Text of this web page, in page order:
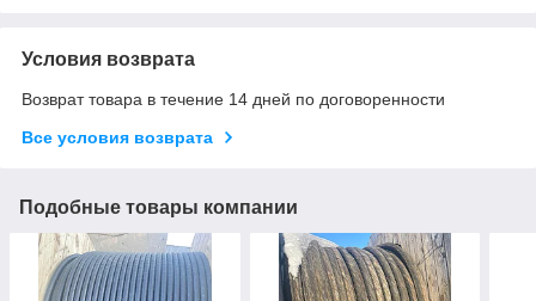
Условия возврата
Возврат товара в течение 14 дней по договоренности
Все условия возврата
Подобные товары компании